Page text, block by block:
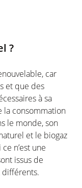
?
car
et que des
à sa
la consommation
le monde, son
et le biogaz
n’est une
issus de